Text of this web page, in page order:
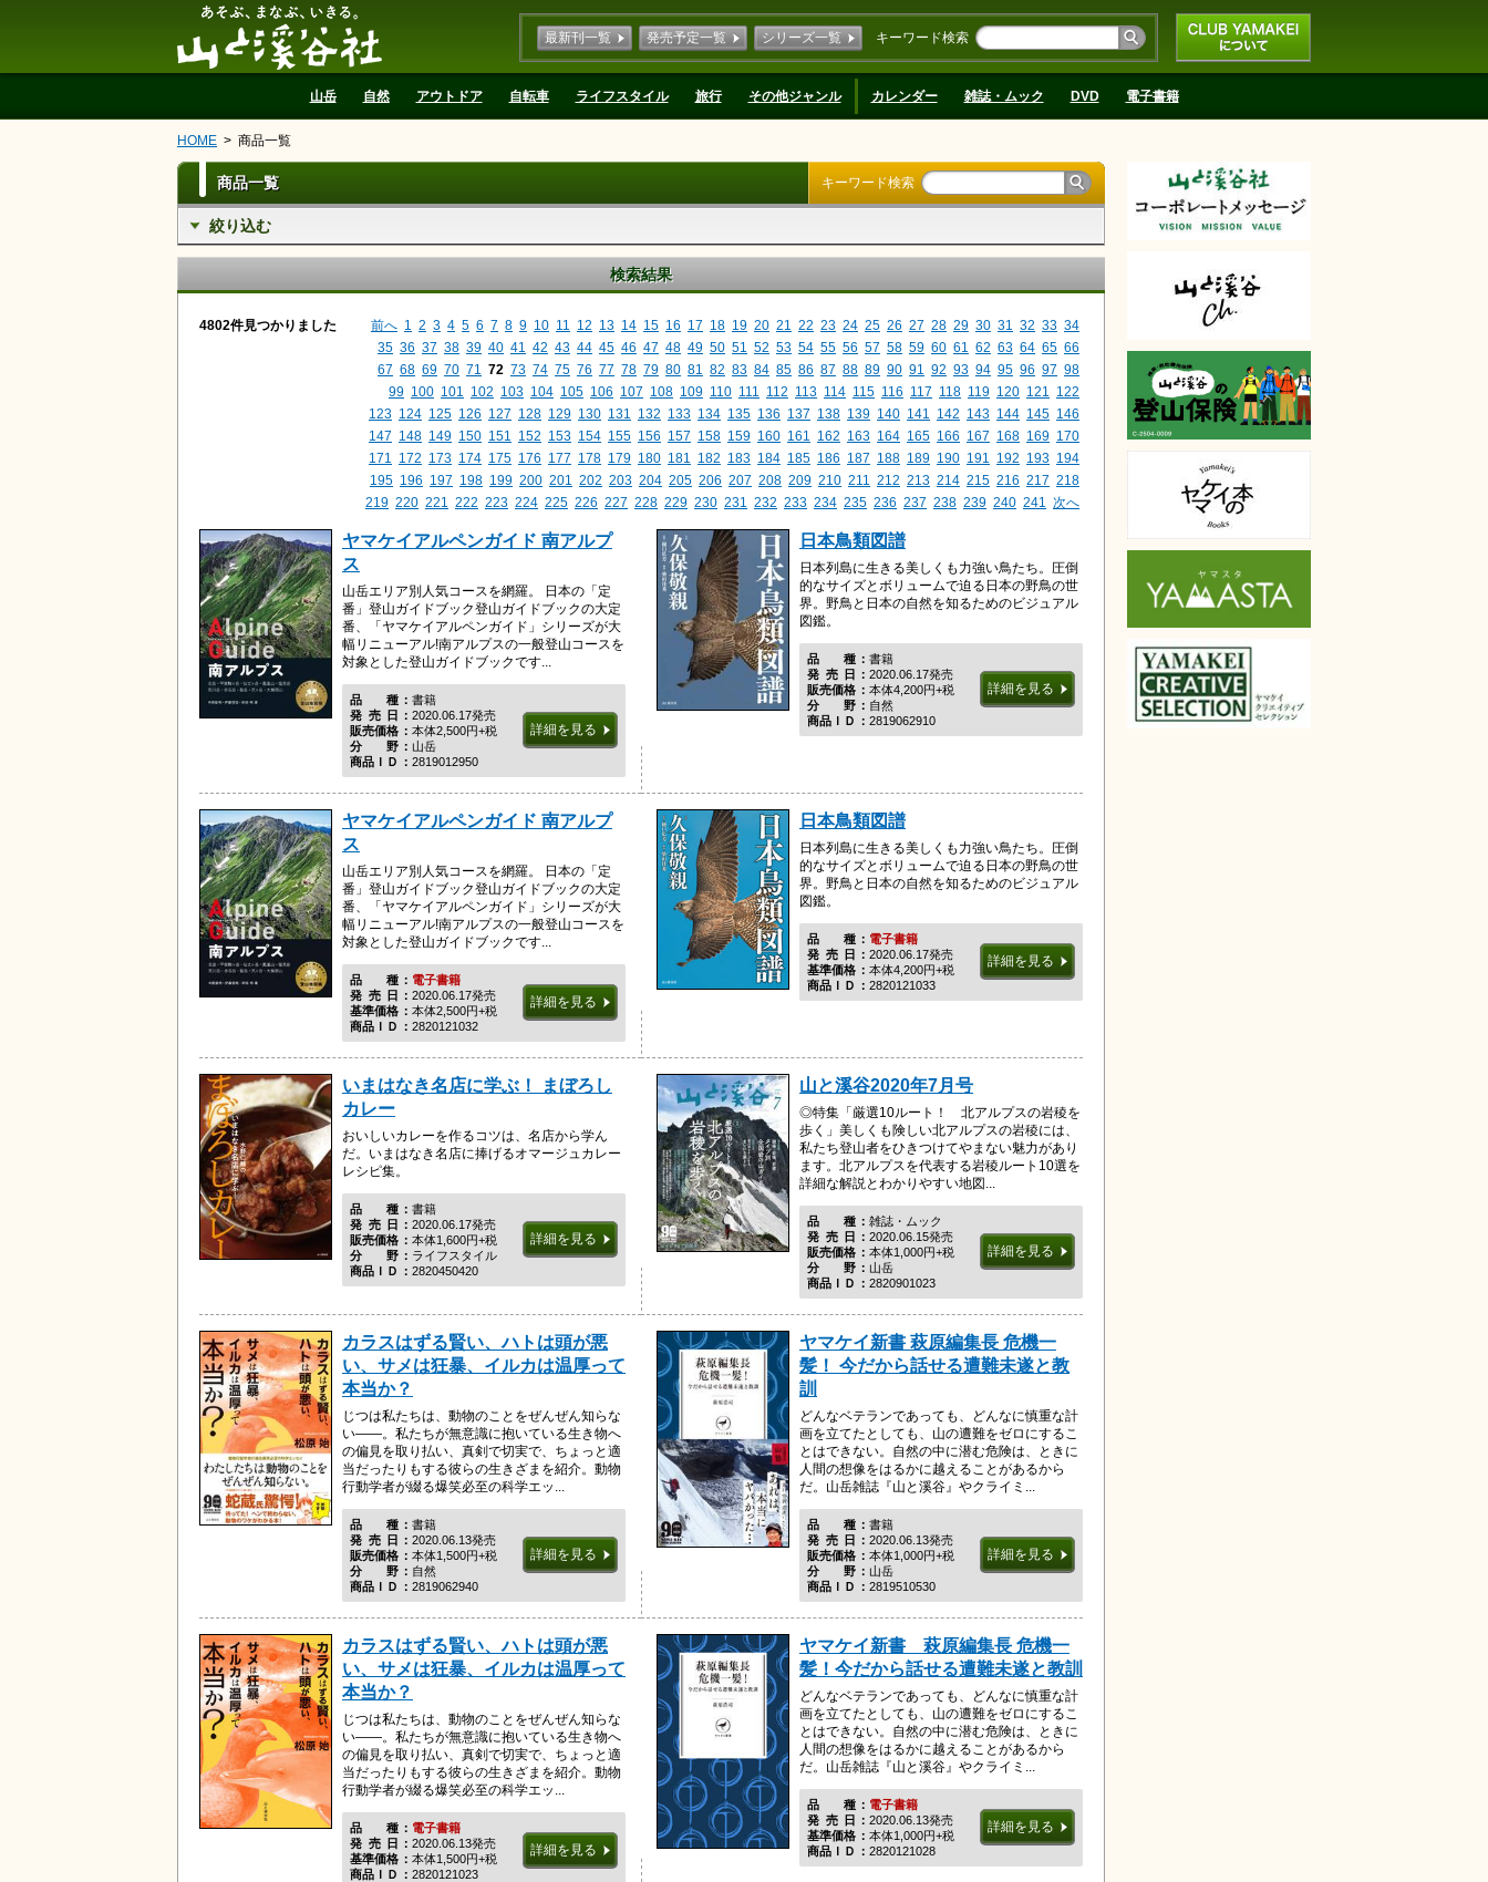
CLUB YAMAKEIにつ
いて
キーワード検索
最新刊一覧 発売予定一覧 シリーズ一覧
山岳 自然 アウトドア 自転車 ライフスタイル 旅行 その他ジャンル カレンダー 雑誌・ムック DVD 電子書籍
HOME 商品一覧
商品一覧 キーワード検索
絞り込む
検索結果
4802件見つかりました 前へ 1 2 3 4 5 6 7 8 9 10 11 12 13 14 15 16 17 18 19 20 21 22 23 24 25 26 27 28 29 30 31 32 33 34
35 36 37 38 39 40 41 42 43 44 45 46 47 48 49 50 51 52 53 54 55 56 57 58 59 60 61 62 63 64 65 66
67 68 69 70 71 72 73 74 75 76 77 78 79 80 81 82 83 84 85 86 87 88 89 90 91 92 93 94 95 96 97 98
99 100 101 102 103 104 105 106 107 108 109 110 111 112 113 114 115 116 117 118 119 120 121
122
123 124 125 126 127 128 129 130 131 132 133 134 135 136 137 138 139 140 141 142 143 144 145 146
147 148 149 150 151 152 153 154 155 156 157 158 159 160 161 162 163 164 165 166 167 168 169 170
171
172 173 174 175 176 177 178 179 180 181 182 183 184 185 186 187 188 189 190 191 192 193 194
195 196 197 198 199 200 201 202 203 204 205 206 207 208 209 210 211 212 213 214 215 216 217 218
219 220 221 222 223 224 225 226 227 228 229 230 231 232 233 234 235 236 237 238 239 240 241 次へ
ヤマケイアルペンガイド 南アルプ
ス
山岳エリア別人気コースを網羅。 日本の「定
番」登山ガイドブック登山ガイドブックの大定
番、「ヤマケイアルペンガイド」シリーズが大
幅リニューアル!南アルプスの一般登山コースを
対象とした登山ガイドブックです...
品種書籍
発売日 2020.06.17発売
販売価格
本体2,500円+税
分野山岳
商品ＩＤ
2819012950
詳細を見る
日本鳥類図譜
日本列島に生きる美しくも力強い鳥たち。圧倒
的なサイズとボリュームで迫る日本の野鳥の世
界。野鳥と日本の自然を知るためのビジュアル
図鑑。
品種書籍
発売日 2020.06.17発売
販売価格
本体4,200円+税
分野自然
商品ＩＤ
2819062910
詳細を見る
ヤマケイアルペンガイド 南アルプ
ス
山岳エリア別人気コースを網羅。 日本の「定
番」登山ガイドブック登山ガイドブックの大定
番、「ヤマケイアルペンガイド」シリーズが大
幅リニューアル!南アルプスの一般登山コースを
対象とした登山ガイドブックです...
品種電子書籍
発売日 2020.06.17発売
基準価格
本体2,500円+税
商品ＩＤ
2820121032
詳細を見る
日本鳥類図譜
日本列島に生きる美しくも力強い鳥たち。圧倒
的なサイズとボリュームで迫る日本の野鳥の世
界。野鳥と日本の自然を知るためのビジュアル
図鑑。
品種電子書籍
発売日 2020.06.17発売
基準価格
本体4,200円+税
商品ＩＤ
2820121033
詳細を見る
いまはなき名店に学ぶ！ まぼろし
カレー
おいしいカレーを作るコツは、名店から学ん
だ。いまはなき名店に捧げるオマージュカレー
レシピ集。
品種書籍
発売日 2020.06.17発売
販売価格
本体1,600円+税
分野ライフスタイル
商品ＩＤ
2820450420
詳細を見る
山と溪谷2020年7月号
◎特集「厳選10ルート！ 北アルプスの岩稜を
歩く」美しくも険しい北アルプスの岩稜には、
私たち登山者をひきつけてやまない魅力があり
ます。北アルプスを代表する岩稜ルート10選を
詳細な解説とわかりやすい地図...
品種雑誌・ムック
発売日 2020.06.15発売
販売価格
本体1,000円+税
分野山岳
商品ＩＤ
2820901023
詳細を見る
カラスはずる賢い、ハトは頭が悪
い、サメは狂暴、イルカは温厚って
本当か？
じつは私たちは、動物のことをぜんぜん知らな
い――。私たちが無意識に抱いている生き物へ
の偏見を取り払い、真剣で切実で、ちょっと適
当だったりもする彼らの生きざまを紹介。動物
行動学者が綴る爆笑必至の科学エッ...
品種書籍
発売日 2020.06.13発売
販売価格
本体1,500円+税
分野自然
商品ＩＤ
2819062940
詳細を見る
ヤマケイ新書 萩原編集長 危機一
髪！ 今だから話せる遭難未遂と教
訓
どんなベテランであっても、どんなに慎重な計
画を立てたとしても、山の遭難をゼロにするこ
とはできない。自然の中に潜む危険は、ときに
人間の想像をはるかに越えることがあるから
だ。山岳雑誌『山と溪谷』やクライミ...
品種書籍
発売日 2020.06.13発売
販売価格
本体1,000円+税
分野山岳
商品ＩＤ
2819510530
詳細を見る
カラスはずる賢い、ハトは頭が悪
い、サメは狂暴、イルカは温厚って
本当か？
じつは私たちは、動物のことをぜんぜん知らな
い――。私たちが無意識に抱いている生き物へ
の偏見を取り払い、真剣で切実で、ちょっと適
当だったりもする彼らの生きざまを紹介。動物
行動学者が綴る爆笑必至の科学エッ...
品種電子書籍
発売日 2020.06.13発売
基準価格
本体1,500円+税
商品ＩＤ
2820121023
詳細を見る
ヤマケイ新書 萩原編集長 危機一
髪！今だから話せる遭難未遂と教訓
どんなベテランであっても、どんなに慎重な計
画を立てたとしても、山の遭難をゼロにするこ
とはできない。自然の中に潜む危険は、ときに
人間の想像をはるかに越えることがあるから
だ。山岳雑誌『山と溪谷』やクライミ...
品種電子書籍
発売日 2020.06.13発売
基準価格
本体1,000円+税
商品ＩＤ
2820121028
詳細を見る